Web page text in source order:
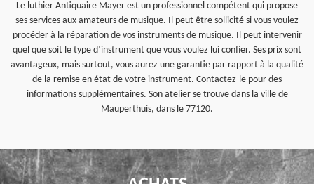
Le luthier Antiquaire Mayer est un professionnel compétent qui propose
ses services aux amateurs de musique. Il peut être sollicité si vous voulez
procéder à la réparation de vos instruments de musique. Il peut intervenir
quel que soit le type d’instrument que vous voulez lui confier. Ses prix sont
avantageux, mais surtout, vous aurez une garantie par rapport à la qualité
de la remise en état de votre instrument. Contactez-le pour des
informations supplémentaires. Son atelier se trouve dans la ville de
Mauperthuis, dans le 77120.